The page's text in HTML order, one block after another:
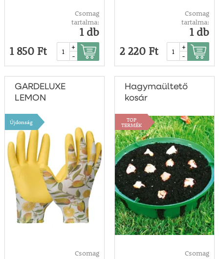
Csomag
tartalma:
1 db
1 850 Ft
+
-
Csomag
tartalma:
1 db
2 220 Ft
+
-
GARDELUXE
LEMON
8-as
Újdonság
Csomag
Hagymaültető
kosár
TOP
TERMÉK
Csomag